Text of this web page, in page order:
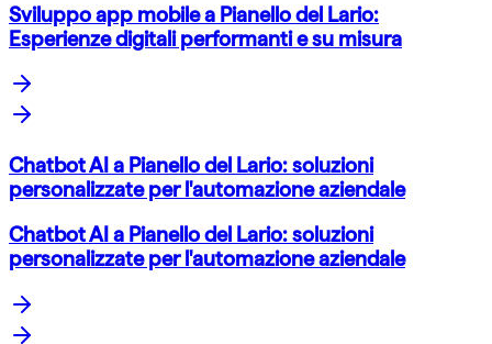
Sviluppo app mobile a Pianello del Lario:
Esperienze digitali performanti e su misura
Chatbot AI a Pianello del Lario: soluzioni
personalizzate per l'automazione aziendale
Chatbot AI a Pianello del Lario: soluzioni
personalizzate per l'automazione aziendale